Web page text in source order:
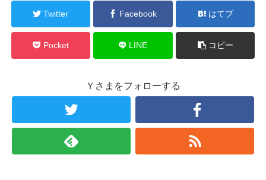
Twitter Facebook はてブ
Pocket LINE コピー
Ｙさまをフォローする